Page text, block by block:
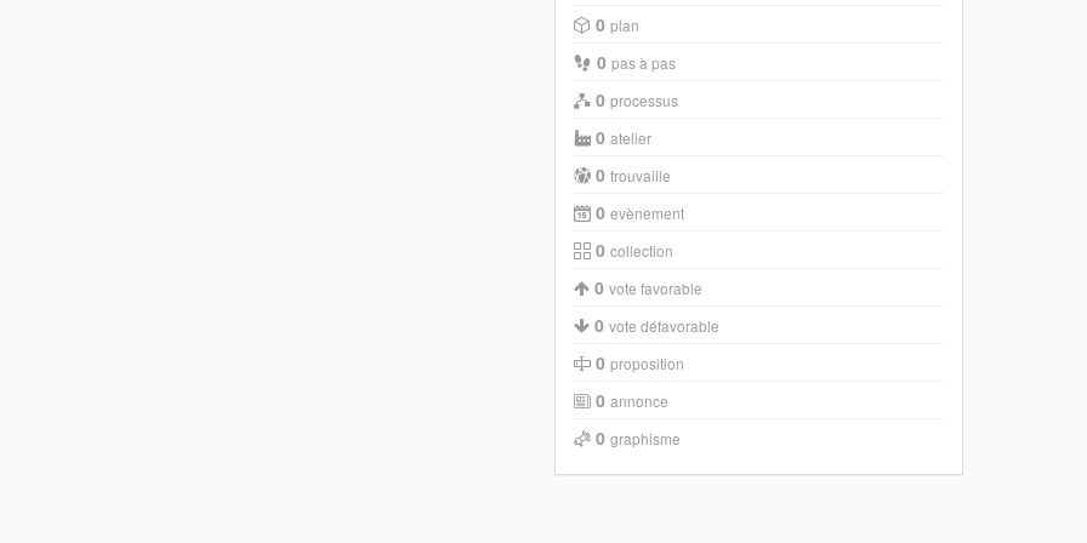
0 plan
0 pas à pas
0 processus
0 atelier
0 trouvaille
0 evènement
0 collection
0 vote favorable
0 vote défavorable
0 proposition
0 annonce
0 graphisme